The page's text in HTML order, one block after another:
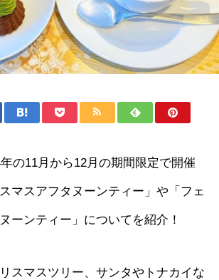
の11月から12月の期間限定で開催
マスアフタヌーンティー」や「フェ
ーンティー」についてを紹介！
スマスツリー、サンタやトナカイな